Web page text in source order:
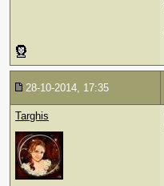
28-10-2014, 17:35
Targhis